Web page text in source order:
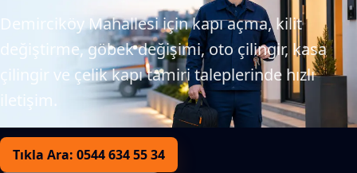
Demirciköy Mahallesi için kapı açma, kilit
değiştirme, göbek değişimi, oto çilingir, kasa
çilingir ve çelik kapı tamiri taleplerinde hızlı
iletişim.
Tıkla Ara: 0544 634 55 34